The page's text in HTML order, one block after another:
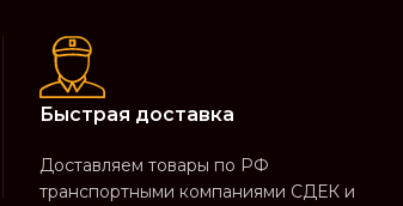
Быстрая доставка
Доставляем товары по РФ
транспортными компаниями СДЕК и